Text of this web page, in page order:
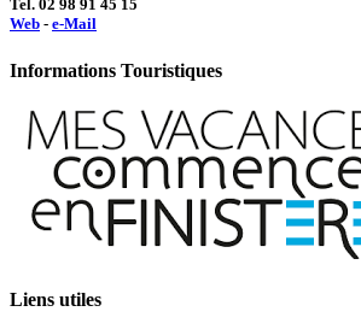
Tel. 02 98 91 45 15
Web - e-Mail
Informations Touristiques
Liens utiles